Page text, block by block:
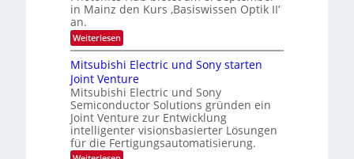
s
t
u
m
i
m
e
r
s
t
e
n
H
a
S
m
i
a
r
i
s
a
t
z
n
i
m
m
t
i
n
d
in Mainz den Kurs ‚Basiswissen Optik II‘
an.
Weiterlesen:
O
p
t
i
k
-
K
u
r
s
Mitsubishi Electric und Sony starten
Joint Venture
Mitsubishi Electric und Sony
Semiconductor Solutions gründen ein
Joint Venture zur Entwicklung
intelligenter visionsbasierter Lösungen
für die Fertigungsautomatisierung.